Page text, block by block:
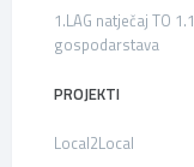
1.LAG natječaj TO
gospodarstava
PROJEKTI
Local2Local